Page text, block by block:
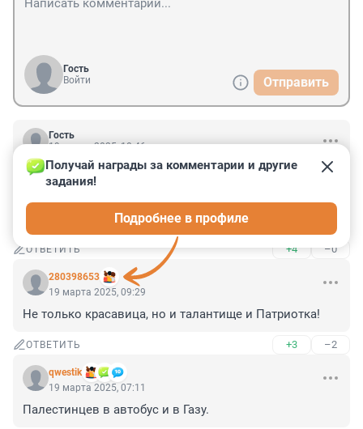
Гость
Войти
Отправить
Гость
19 марта 2025, 10:46
Эти исламские государства как рассадник "движухи"
по миру.
Не терроризируют только азиатов, наверное потому,
что те сразу примут очевидные и правильные меры.
ОТВЕТИТЬ +4 –0
280398653
Получай награды за комментарии и другие
задания!
Подробнее в профиле
19 марта 2025, 09:29
Не только красавица, но и талантище и Патриотка!
ОТВЕТИТЬ +3 –2
qwestik
19 марта 2025, 07:11
Палестинцев в автобус и в Газу.